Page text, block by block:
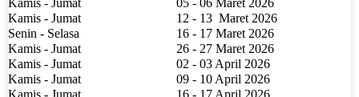
Kamis - Jumat
05 - 06 Maret 2026
Kamis - Jumat
12 - 13 Maret 2026
Senin - Selasa
16 - 17 Maret 2026
Kamis - Jumat
26 - 27 Maret 2026
Kamis - Jumat
02 - 03 April 2026
Kamis - Jumat
09 - 10 April 2026